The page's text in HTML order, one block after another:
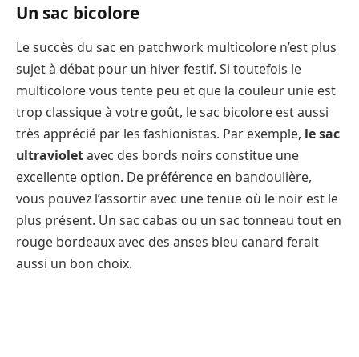
Un sac bicolore
Le succès du sac en patchwork multicolore n’est plus
sujet à débat pour un hiver festif. Si toutefois le
multicolore vous tente peu et que la couleur unie est
trop classique à votre goût, le sac bicolore est aussi
très apprécié par les fashionistas. Par exemple, le sac
ultravioletavec des bords noirs constitue une
excellente option. De préférence en bandoulière,
vous pouvez l’assortir avec une tenue où le noir est le
plus présent. Un sac cabas ou un sac tonneau tout en
rouge bordeaux avec des anses bleu canard ferait
aussi un bon choix.